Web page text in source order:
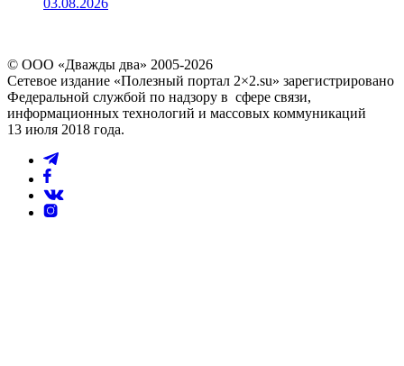
03.08.2026
© ООО «Дважды два» 2005-2026
Сетевое издание «Полезный портал 2×2.su» зарегистрировано
Федеральной службой по надзору в сфере связи,
информационных технологий и массовых коммуникаций
13 июля 2018 года.